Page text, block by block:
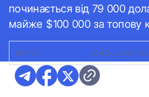
починається від 79 000
майже $100 000 за топову
ФОТО: CADILLAC